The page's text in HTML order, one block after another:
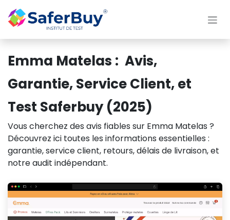
Emma Matelas : Avis,
Garantie, Service Client, et
Test Saferbuy (2025)
Vous cherchez des avis fiables sur Emma Matelas ?
Découvrez ici toutes les informations essentielles :
garantie, service client, retours, délais de livraison, et
notre audit indépendant.